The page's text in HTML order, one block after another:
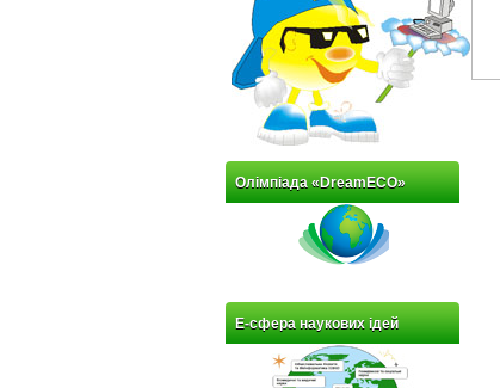
Олімпіада «DreamECO»
Е-сфера наукових ідей